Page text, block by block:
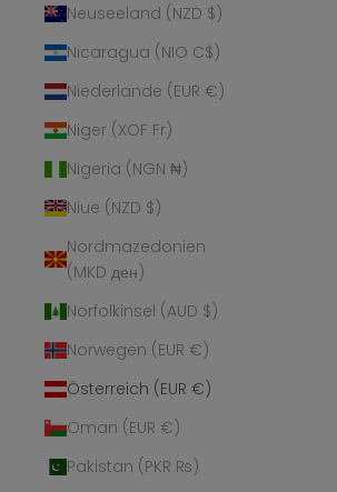
Neuseeland (NZD $)
Nicaragua (NIO C$)
Niederlande (EUR €)
Niger (XOF Fr)
Nigeria (NGN ₦)
Niue (NZD $)
Nordmazedonien
(MKD ден)
Norfolkinsel (AUD $)
Norwegen (EUR €)
Österreich (EUR €)
Oman (EUR €)
Pakistan (PKR ₨)